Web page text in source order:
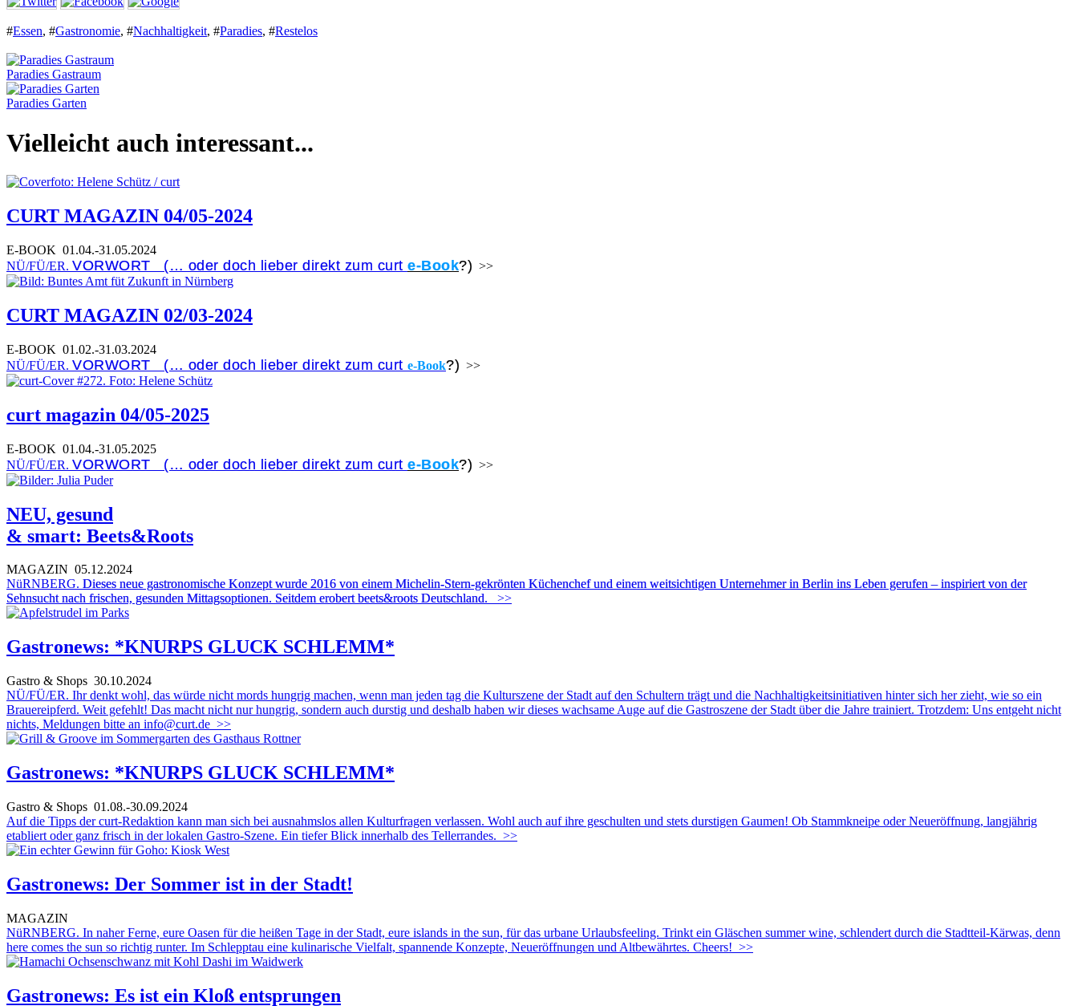
#Essen, #Gastronomie, #Nachhaltigkeit, #Paradies, #Restelos
Paradies Gastraum
Paradies Garten
Vielleicht auch interessant...
CURT MAGAZIN 04/05-2024
E-BOOK 01.04.-31.05.2024
NÜ/FÜ/ER. VORWORT (… oder doch lieber direkt zum curt e-Book?) >>
CURT MAGAZIN 02/03-2024
E-BOOK 01.02.-31.03.2024
NÜ/FÜ/ER. VORWORT (… oder doch lieber direkt zum curt e-Book?) >>
curt magazin 04/05-2025
E-BOOK 01.04.-31.05.2025
NÜ/FÜ/ER. VORWORT (… oder doch lieber direkt zum curt e-Book?) >>
NEU, gesund
& smart: Beets&Roots
MAGAZIN 05.12.2024
NüRNBERG. Dieses neue gastronomische Konzept wurde 2016 von einem Michelin-Stern-gekrönten Küchenchef und einem weitsichtigen Unternehmer in Berlin ins Leben gerufen – inspiriert von der
Sehnsucht nach frischen, gesunden Mittagsoptionen. Seitdem erobert beets&roots Deutschland.
>>
Gastronews: *KNURPS GLUCK SCHLEMM*
Gastro & Shops 30.10.2024
NÜ/FÜ/ER. Ihr denkt wohl, das würde nicht mords hungrig machen, wenn man jeden tag die Kulturszene der Stadt auf den Schultern trägt und die Nachhaltigkeitsinitiativen hinter sich her zieht, wie so ein
Brauereipferd. Weit gefehlt! Das macht nicht nur hungrig, sondern auch durstig und deshalb haben wir dieses wachsame Auge auf die Gastroszene der Stadt über die Jahre trainiert. Trotzdem: Uns entgeht nicht
nichts, Meldungen bitte an info@curt.de >>
Gastronews: *KNURPS GLUCK SCHLEMM*
Gastro & Shops 01.08.-30.09.2024
Auf die Tipps der curt-Redaktion kann man sich bei ausnahmslos allen Kulturfragen verlassen. Wohl auch auf ihre geschulten und stets durstigen Gaumen! Ob Stammkneipe oder Neueröffnung, langjährig
etabliert oder ganz frisch in der lokalen Gastro-Szene. Ein tiefer Blick innerhalb des Tellerrandes. >>
Gastronews: Der Sommer ist in der Stadt!
MAGAZIN
NüRNBERG. In naher Ferne, eure Oasen für die heißen Tage in der Stadt, eure islands in the sun, für das urbane Urlaubsfeeling. Trinkt ein Gläschen summer wine, schlendert durch die Stadtteil-Kärwas, denn
here comes the sun so richtig runter. Im Schlepptau eine kulinarische Vielfalt, spannende Konzepte, Neueröffnungen und Altbewährtes. Cheers! >>
Gastronews: Es ist ein Kloß entsprungen